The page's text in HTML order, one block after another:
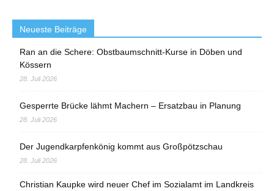
Neueste Beiträge
Ran an die Schere: Obstbaumschnitt-Kurse in Döben und
Kössern
28. Juli 2026
Gesperrte Brücke lähmt Machern – Ersatzbau in Planung
28. Juli 2026
Der Jugendkarpfenkönig kommt aus Großpötzschau
28. Juli 2026
Christian Kaupke wird neuer Chef im Sozialamt im Landkreis